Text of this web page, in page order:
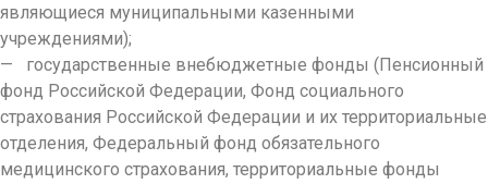
являющиеся муниципальными казенными
учреждениями);
— государственные внебюджетные фонды (Пенсионный
фонд Российской Федерации, Фонд социального
страхования Российской Федерации и их территориальные
отделения, Федеральный фонд обязательного
медицинского страхования, территориальные фонды